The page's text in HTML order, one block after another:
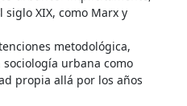
XIX, como Marx y
metodológica,
urbana como
propia allá por los años